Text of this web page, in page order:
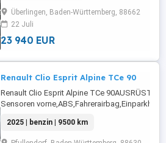
Radio,Radio,LED-Scheinwerfer,LED-
Überlingen, Baden-Württemberg, 88662
22 Juli
23 940 EUR
Renault Clio Esprit Alpine TCe 90
Renault Clio Esprit Alpine TCe
Sensoren vorne,ABS,Fahrerairbag,Einparkhilfe
Lenkrad,DAB-Radio,Radio,LED-
Tagfahrlicht,Elektrische
2025 | benzin | 9500 km